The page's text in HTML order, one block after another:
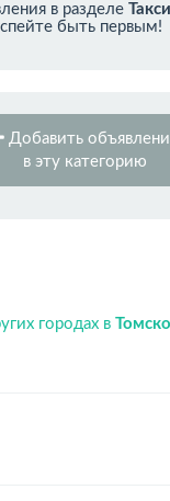
в разделе Такси
быть первым!
Добавить
в эту категорию
городах в